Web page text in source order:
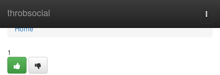
throbsocial
Home
Home
1